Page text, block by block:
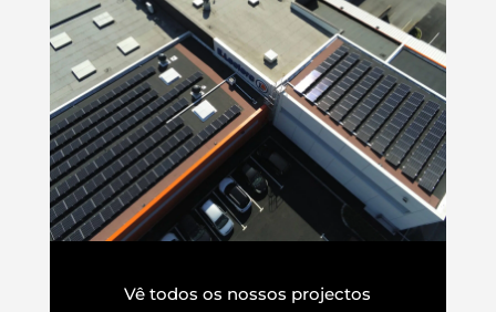
Vê todos os nossos projectos